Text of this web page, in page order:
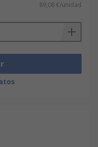
89,08 €/unidad